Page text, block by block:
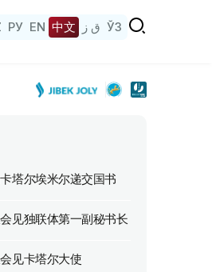
РУ EN 中文 ق ز ЎЗ
塔尔埃米尔递交国书
见独联体第一副秘书长
见卡塔尔大使